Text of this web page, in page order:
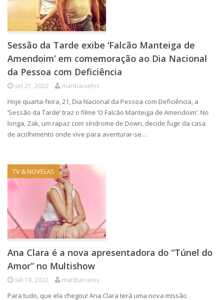
Sessão da Tarde exibe ‘Falcão Manteiga de
Amendoim’ em comemoração ao Dia Nacional
da Pessoa com Deficiência
set 21, 2022 maribarcelos
Hoje quarta-feira, 21, Dia Nacional da Pessoa com Deficiência, a
‘Sessão da Tarde’ traz o filme ‘O Falcão Manteiga de Amendoim’. No
longa, Zak, um rapaz com síndrome de Down, decide fugir da casa
de acolhimento onde vive para aventurar-se…
TV & NOVELAS
Ana Clara é a nova apresentadora do “Túnel do
Amor” no Multishow
set 19, 2022 maribarcelos
Para tudo, que ela chegou! Ana Clara terá uma nova missão